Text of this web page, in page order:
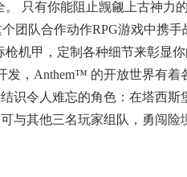
只有你能阻止觊觎上古神力
团队合作动作RPG游戏中携
机甲，定制各种细节来彰显
发，Anthem™ 的开放世界有
识令人难忘的角色：在塔西
与其他三名玩家组队，勇闯